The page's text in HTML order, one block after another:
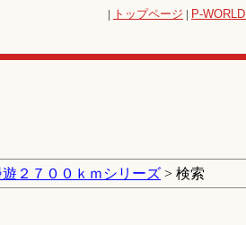
| トップページ | P-WORLD
２７００ｋｍシリーズ > 検索